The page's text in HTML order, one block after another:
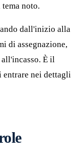
noto.
dall'inizio alla
di assegnazione,
È il
entrare nei dettagli